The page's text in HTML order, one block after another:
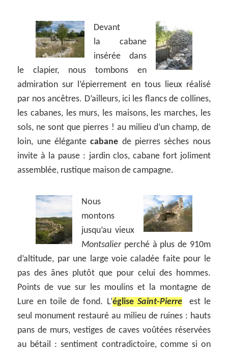
Devant
la cabane
insérée dans
le clapier, nous tombons en
admiration sur l’épierrement en tous lieux réalisé
par nos ancêtres. D’ailleurs, ici les flancs de collines,
les cabanes, les murs, les maisons, les marches, les
sols, ne sont que pierres ! au milieu d’un champ, de
loin, une élégantecabane de pierres sèches nous
invite à la pause : jardin clos, cabane fort joliment
assemblée, rustique maison de campagne.
Nous
montons
jusqu’au vieux
Montsalierperché à plus de 910m
d’altitude, par une large voie caladée faite pour le
pas des ânes plutôt que pour celui des hommes.
Points de vue sur les moulins et la montagne de
Lure en toile de fond. L’église Saint-Pierreest le
seul monument restauré au milieu de ruines : hauts
pans de murs, vestiges de caves voûtées réservées
au bétail : sentiment contradictoire, comme si on